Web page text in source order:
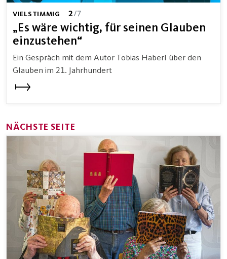
„Es wäre wichtig, für seinen Glauben
einzustehen“
VIELSTIMMIG 2/7
Ein Gespräch mit dem Autor Tobias Haberl über den
Glauben im 21. Jahrhundert
NÄCHSTE SEITE